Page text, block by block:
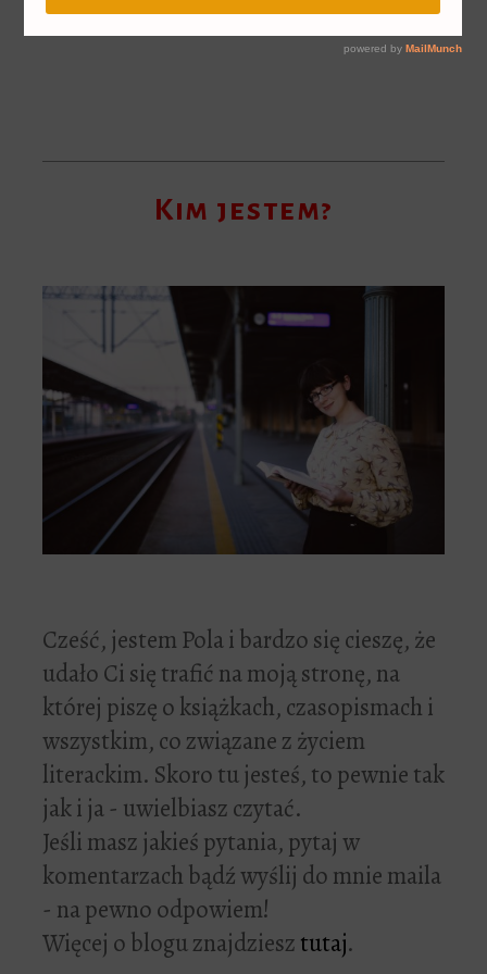
barykadę" Anny Świrszczyńskiej
Kim jestem?
Cześć, jestem Pola i bardzo się cieszę, że
udało Ci się trafić na moją stronę, na
której piszę o książkach, czasopismach i
wszystkim, co związane z życiem
literackim. Skoro tu jesteś, to pewnie tak
jak i ja - uwielbiasz czytać.
Jeśli masz jakieś pytania, pytaj w
komentarzach bądź wyślij do mnie maila
- na pewno odpowiem!
Więcej o blogu znajdziesztutaj.